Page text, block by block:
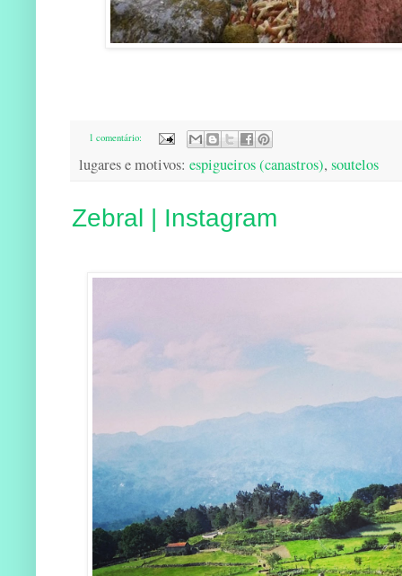
1 comentário:
lugares e motivos: espigueiros (canastros), soutelos
Zebral | Instagram